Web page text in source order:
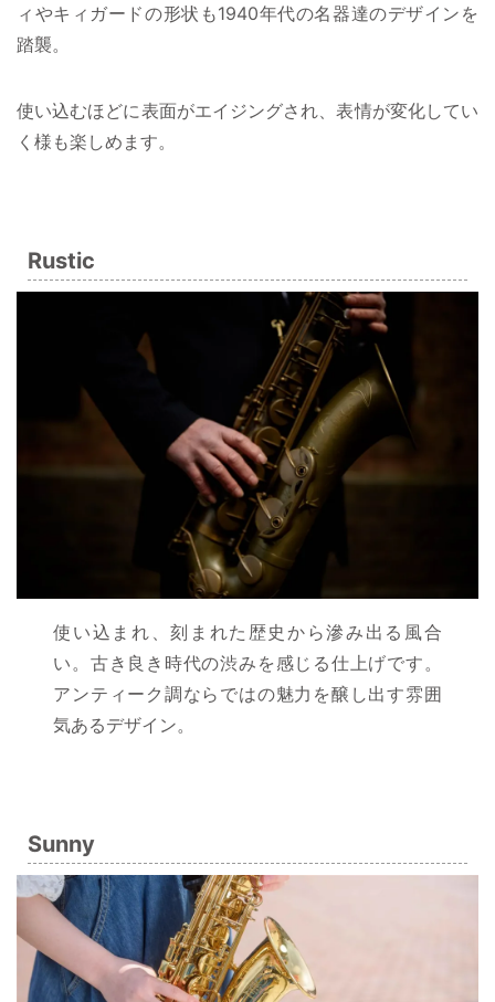
ィやキィガードの形状も1940年代の名器達のデザインを
踏襲。
使い込むほどに表面がエイジングされ、表情が変化してい
く様も楽しめます。
Rustic
使い込まれ、刻まれた歴史から滲み出る風合
い。古き良き時代の渋みを感じる仕上げです。
アンティーク調ならではの魅力を醸し出す雰囲
気あるデザイン。
Sunny